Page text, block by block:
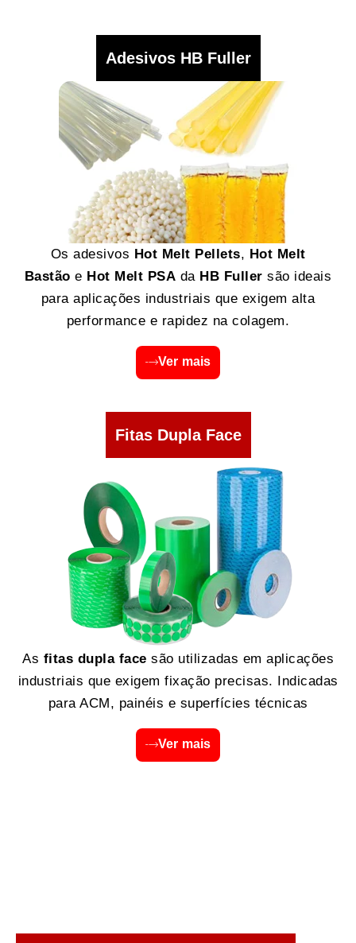
Adesivos HB Fuller
Os adesivos Hot Melt Pellets, Hot Melt
Bastão e Hot Melt PSA da HB Fuller são ideais
para aplicações industriais que exigem alta
performance e rapidez na colagem.
Ver mais
Fitas Dupla Face
As fitas dupla face são utilizadas em aplicações
industriais que exigem fixação precisas. Indicadas
para ACM, painéis e superfícies técnicas
Ver mais